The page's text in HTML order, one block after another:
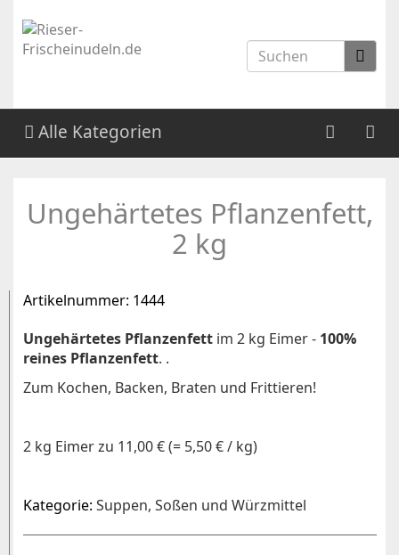
Alle Kategorien
Ungehärtetes Pflanzenfett,
2 kg
Artikelnummer: 1444
Ungehärtetes Pflanzenfett im 2 kg Eimer - 100%
reines Pflanzenfett. .
Zum Kochen, Backen, Braten und Frittieren!
2 kg Eimer zu 11,00 € (= 5,50 € / kg)
Kategorie: Suppen, Soßen und Würzmittel